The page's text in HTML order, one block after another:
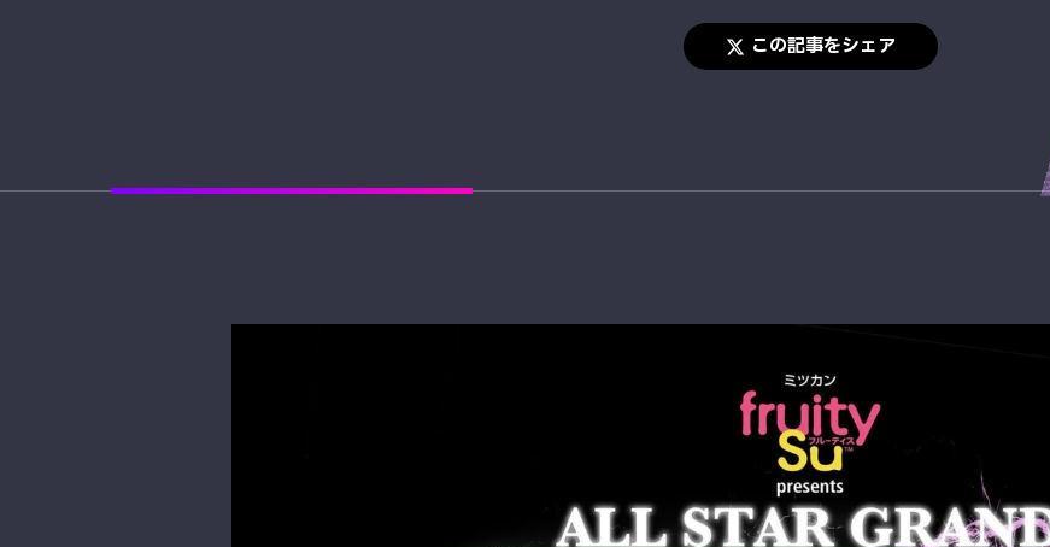
この記事をシェア